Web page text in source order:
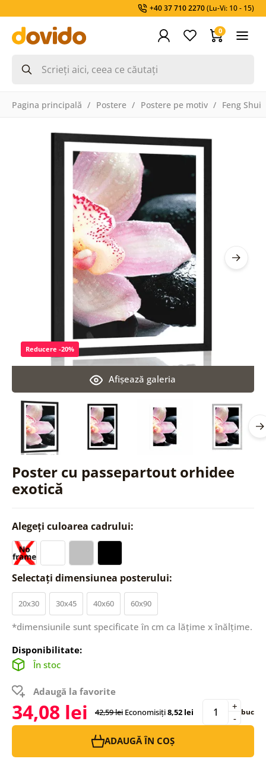
+40 37 710 2270(Lu-Vi: 10 - 15)
0
Pagina principală Postere Postere pe motiv Feng Shui
Poster cu passepartout orhidee
exotică
Afişează galeria
Reducere -20%
Alegeți culoarea cadrului:
Selectați dimensiunea posterului:
20x30 30x45 40x60 60x90
*dimensiunile sunt specificate în cm ca lățime x înălțime.
Disponibilitate:
În stoc
Adaugă la favorite
34,08 lei 42,59 lei Economisiți8,52 lei -
+ buc
ADAUGĂ ÎN COȘ